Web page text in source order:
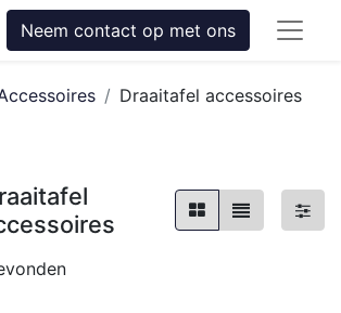
Neem contact op met ons
Draaitafel accessoires